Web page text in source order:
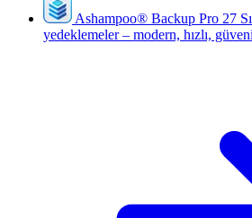
Ashampoo® Backup Pro 27
yedeklemeler – modern, hızlı,